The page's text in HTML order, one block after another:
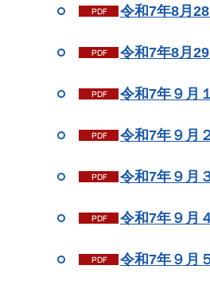
令和7年8月
令和7年8月
令和7年９月１
令和7年９月
令和7年９月
令和7年９月
令和7年９月